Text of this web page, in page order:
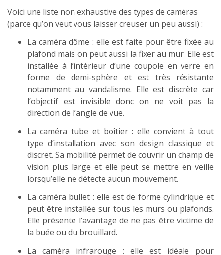
Voici une liste non exhaustive des types de caméras
(parce qu’on veut vous laisser creuser un peu aussi) :
La caméra dôme : elle est faite pour être fixée au
plafond mais on peut aussi la fixer au mur. Elle est
installée à l’intérieur d’une coupole en verre en
forme de demi-sphère et est très résistante
notamment au vandalisme. Elle est discrète car
l’objectif est invisible donc on ne voit pas la
direction de l’angle de vue.
La caméra tube et boîtier : elle convient à tout
type d’installation avec son design classique et
discret. Sa mobilité permet de couvrir un champ de
vision plus large et elle peut se mettre en veille
lorsqu’elle ne détecte aucun mouvement.
La caméra bullet : elle est de forme cylindrique et
peut être installée sur tous les murs ou plafonds.
Elle présente l’avantage de ne pas être victime de
la buée ou du brouillard.
La caméra infrarouge : elle est idéale pour